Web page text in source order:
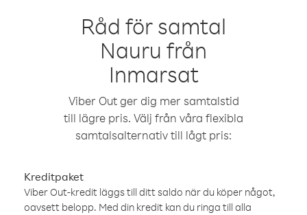
Råd för samtal
Nauru från
Inmarsat
Viber Out ger dig mer samtalstid
till lägre pris. Välj från våra flexibla
samtalsalternativ till lågt pris:
Kreditpaket
Viber Out-kredit läggs till ditt saldo när du köper något,
oavsett belopp. Med din kredit kan du ringa till alla